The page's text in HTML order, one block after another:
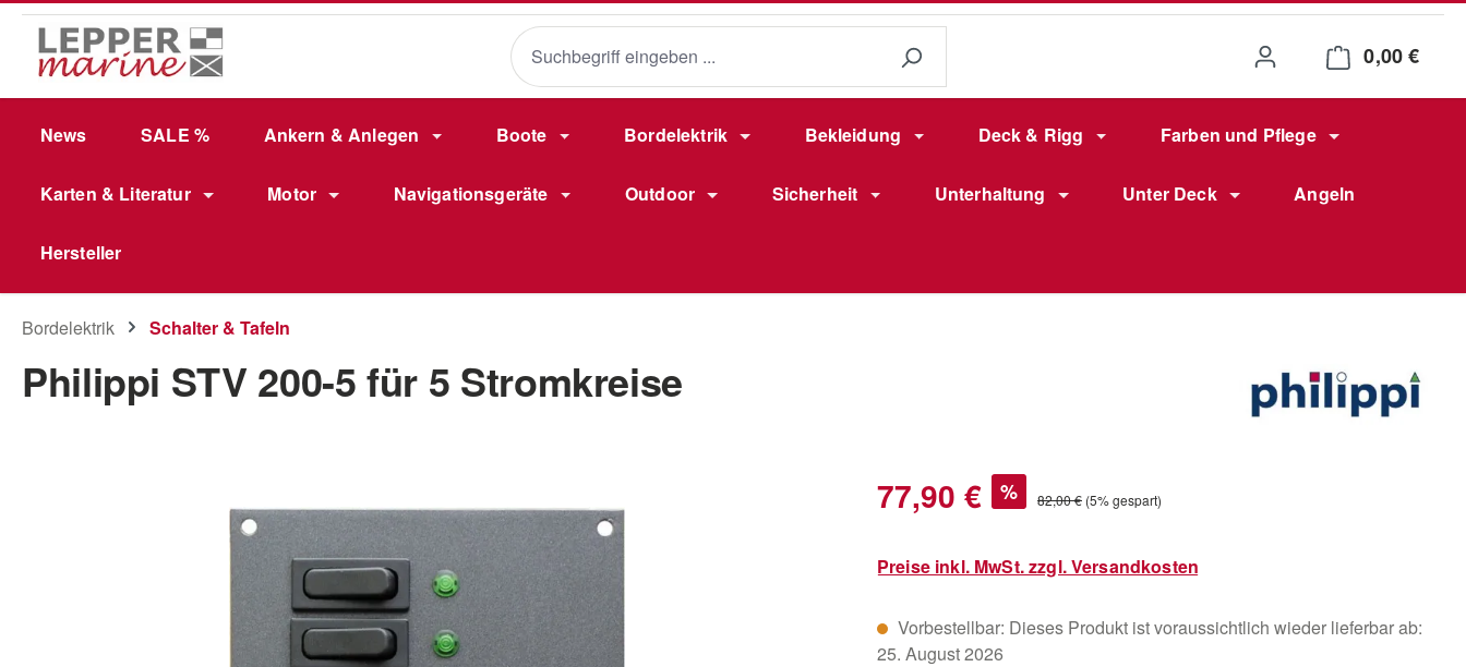
Hauptinhalt springen
Zur Suche springen
Zur Hauptnavigation springen
0,00 €
News SALE % Ankern & Anlegen Boote Bordelektrik Bekleidung Deck & Rigg Farben und Pflege
Karten & Literatur Motor Navigationsgeräte Outdoor Sicherheit Unterhaltung Unter Deck Angeln
Hersteller
Bordelektrik Schalter & Tafeln
Philippi STV 200-5 für 5 Stromkreise
Verkaufspreis:
77,90 € % Regulärer Preis:
82,00 € (5% gespart)
Preise inkl. MwSt. zzgl. Versandkosten
Vorbestellbar: Dieses Produkt ist voraussichtlich wieder lieferbar ab:
25. August 2026